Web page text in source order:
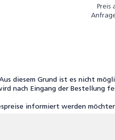
Preis
diesem Grund ist es nicht
nach Eingang der Bestellung
informiert werden